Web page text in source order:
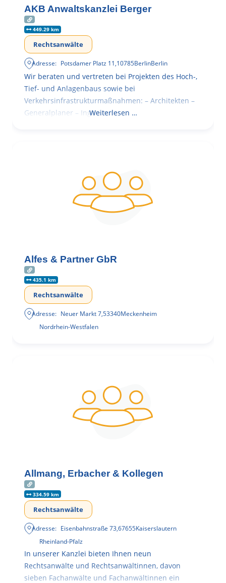
AKB Anwaltskanzlei Berger
449.29 km
Rechtsanwälte
Adresse: Potsdamer Platz 11,10785BerlinBerlin
Wir beraten und vertreten bei Projekten des Hoch-,
Tief- und Anlagenbaus sowie bei
Verkehrsinfrastrukturmaßnahmen: – Architekten –
Generalplaner – Ingenieure
Weiterlesen …
Alfes & Partner GbR
435.1 km
Rechtsanwälte
Adresse: Neuer Markt 7,53340Meckenheim
Nordrhein-Westfalen
Allmang, Erbacher & Kollegen
334.59 km
Rechtsanwälte
Adresse: Eisenbahnstraße 73,67655Kaiserslautern
Rheinland-Pfalz
In unserer Kanzlei bieten Ihnen neun
Rechtsanwälte und Rechtsanwältinnen, davon
sieben Fachanwälte und Fachanwältinnen ein